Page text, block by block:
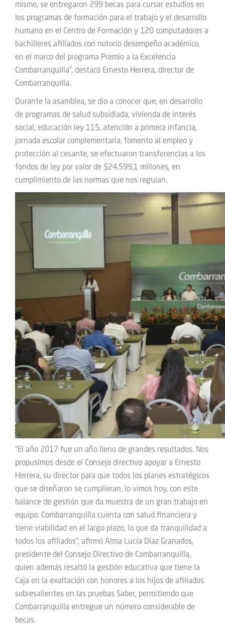
mismo, se entregaron 299 becas para cursar estudios en
los programas de formación para el trabajo y el desarrollo
humano en el Centro de Formación y 120 computadores a
bachilleres afiliados con notorio desempeño académico,
en el marco del programa Premio a la Excelencia
Combarranquilla”, destacó Ernesto Herrera, director de
Combarranquilla.
Durante la asamblea, se dio a conocer que, en desarrollo
de programas de salud subsidiada, vivienda de interés
social, educación ley 115, atención a primera infancia,
jornada escolar complementaria, fomento al empleo y
protección al cesante, se efectuaron transferencias a los
fondos de ley por valor de $24.599,1 millones, en
cumplimiento de las normas que nos regulan.
“El año 2017 fue un año lleno de grandes resultados. Nos
propusimos desde el Consejo directivo apoyar a Ernesto
Herrera, su director para que todos los planes estratégicos
que se diseñaron se cumplieran, lo vimos hoy, con este
balance de gestión que da muestra de un gran trabajo en
equipo. Combarranquilla cuenta con salud financiera y
tiene viabilidad en el largo plazo, lo que da tranquilidad a
todos los afiliados”, afirmó Alma Lucía Díaz Granados,
presidente del Consejo Directivo de Combarranquilla,
quien además resaltó la gestión educativa que tiene la
Caja en la exaltación con honores a los hijos de afiliados
sobresalientes en las pruebas Saber, permitiendo que
Combarranquilla entregue un número considerable de
becas.